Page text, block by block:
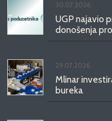
30.07.2026.
UGP najavio
donošenja
29.07.2026.
Mlinar
bureka